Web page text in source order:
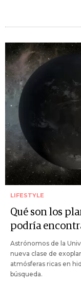
LIFESTYLE
Qué son los
podría
Astrónomos de la
nueva clase de
atmósferas ricas en
búsqueda.